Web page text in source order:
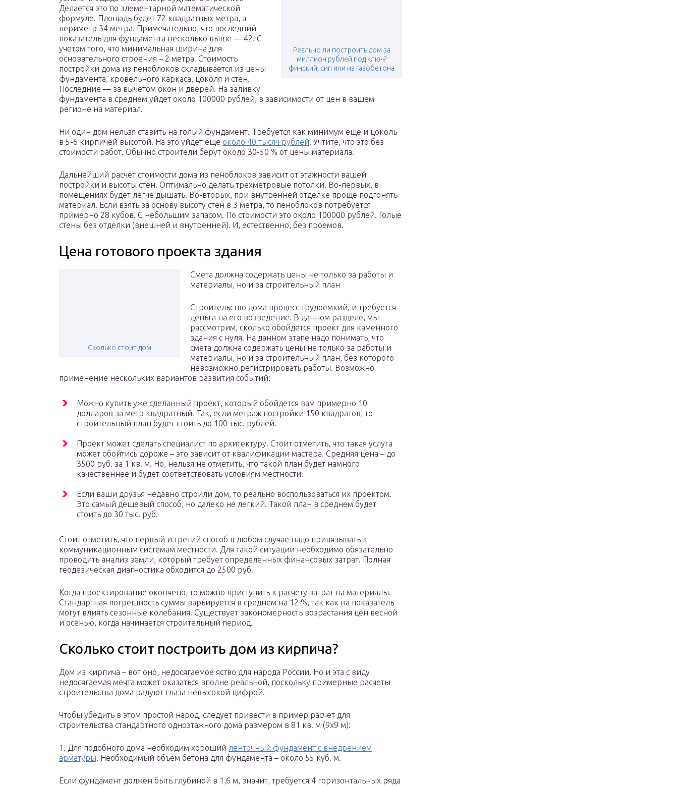
Реально ли построить дом за
миллион рублей под ключ?
финский, сип или из газобетона
Делается это по элементарной математической
формуле. Площадь будет 72 квадратных метра, а
периметр 34 метра. Примечательно, что последний
показатель для фундамента несколько выше — 42. С
учетом того, что минимальная ширина для
основательного строения – 2 метра. Стоимость
постройки дома из пеноблоков складывается из цены
фундамента, кровельного каркаса, цоколя и стен.
Последние — за вычетом окон и дверей. На заливку
фундамента в среднем уйдет около 100000 рублей, в зависимости от цен в вашем
регионе на материал.
Ни один дом нельзя ставить на голый фундамент. Требуется как минимум еще и цоколь
в 5-6 кирпичей высотой. На это уйдет еще около 40 тысяч рублей. Учтите, что это без
стоимости работ. Обычно строители берут около 30-50 % от цены материала.
Дальнейший расчет стоимости дома из пеноблоков зависит от этажности вашей
постройки и высоты стен. Оптимально делать трехметровые потолки. Во-первых, в
помещениях будет легче дышать. Во-вторых, при внутренней отделке проще подгонять
материал. Если взять за основу высоту стен в 3 метра, то пеноблоков потребуется
примерно 28 кубов. С небольшим запасом. По стоимости это около 100000 рублей. Голые
стены без отделки (внешней и внутренней). И, естественно, без проемов.
Цена готового проекта здания
Сколько стоит дом
Смета должна содержать цены не только за работы и
материалы, но и за строительный план
Строительство дома процесс трудоемкий, и требуется
деньга на его возведение. В данном разделе, мы
рассмотрим, сколько обойдется проект для каменного
здания с нуля. На данном этапе надо понимать, что
смета должна содержать цены не только за работы и
материалы, но и за строительный план, без которого
невозможно регистрировать работы. Возможно
применение нескольких вариантов развития событий:
Можно купить уже сделанный проект, который обойдется вам примерно 10
долларов за метр квадратный. Так, если метраж постройки 150 квадратов, то
строительный план будет стоить до 100 тыс. рублей.
Проект может сделать специалист по архитектуру. Стоит отметить, что такая услуга
может обойтись дороже – это зависит от квалификации мастера. Средняя цена – до
3500 руб. за 1 кв. м. Но, нельзя не отметить, что такой план будет намного
качественнее и будет соответствовать условиям местности.
Если ваши друзья недавно строили дом, то реально воспользоваться их проектом.
Это самый дешевый способ, но далеко не легкий. Такой план в среднем будет
стоить до 30 тыс. руб.
Стоит отметить, что первый и третий способ в любом случае надо привязывать к
коммуникационным системам местности. Для такой ситуации необходимо обязательно
проводить анализ земли, который требует определенных финансовых затрат. Полная
геодезическая диагностика обходится до 2500 руб.
Когда проектирование окончено, то можно приступить к расчету затрат на материалы.
Стандартная погрешность суммы варьируется в среднем на 12 %, так как на показатель
могут влиять сезонные колебания. Существует закономерность возрастания цен весной
и осенью, когда начинается строительный период.
Сколько стоит построить дом из кирпича?
Дом из кирпича – вот оно, недосягаемое яство для народа России. Но и эта с виду
недосягаемая мечта может оказаться вполне реальной, поскольку примерные расчеты
строительства дома радуют глаза невысокой цифрой.
Чтобы убедить в этом простой народ, следует привести в пример расчет для
строительства стандартного одноэтажного дома размером в 81 кв. м (9х9 м):
1. Для подобного дома необходим хороший ленточный фундамент с внедрением
арматуры. Необходимый объем бетона для фундамента – около 55 куб. м.
Если фундамент должен быть глубиной в 1,6 м, значит, требуется 4 горизонтальных ряда